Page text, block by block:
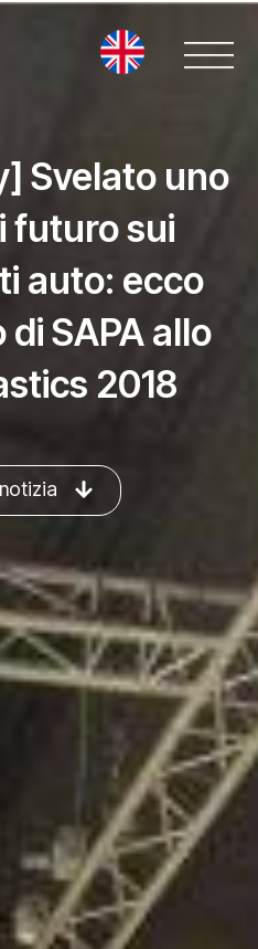
Svelato uno
futuro sui
auto: ecco
SAPA allo
2018